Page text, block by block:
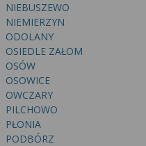
NIEBUSZEWO
NIEMIERZYN
ODOLANY
OSIEDLE ZAŁOM
OSÓW
OSOWICE
OWCZARY
PILCHOWO
PŁONIA
PODBÓRZ